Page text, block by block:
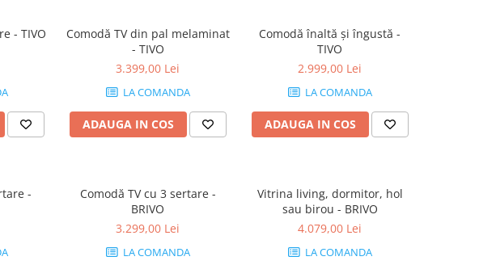
- TIVO
Comodă TV din pal melaminat
- TIVO
3.399,00 Lei
LA COMANDA
ADAUGA IN COS
Comodă înaltă și îngustă -
TIVO
2.999,00 Lei
LA COMANDA
ADAUGA IN COS
-
Comodă TV cu 3 sertare -
BRIVO
3.299,00 Lei
LA COMANDA
Vitrina living, dormitor, hol
sau birou - BRIVO
4.079,00 Lei
LA COMANDA